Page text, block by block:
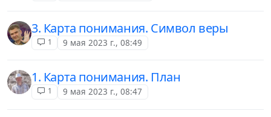
3. Карта понимания. Символ веры
1 9 мая 2023 г., 08:49
1. Карта понимания. План
1 9 мая 2023 г., 08:47